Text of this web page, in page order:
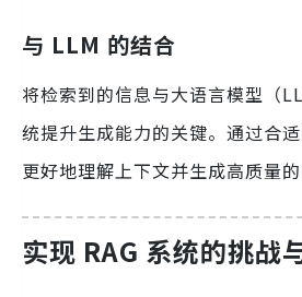
与 LLM 的结合
将检索到的信息与大语言模型（
统提升生成能力的关键。通过合
更好地理解上下文并生成高质量的
实现 RAG 系统的挑战